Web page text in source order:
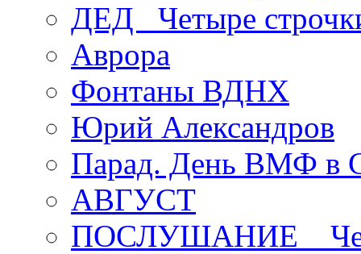
ДЕД _Четыре
Аврора
Фонтаны ВДНХ
Юрий Александров
Парад. День ВМФ в
АВГУСТ
ПОСЛУШАНИЕ _